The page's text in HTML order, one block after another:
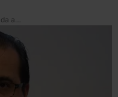
La presidenta del PRI le da la espalda a Javier Duarte y sus acciones de blindaje